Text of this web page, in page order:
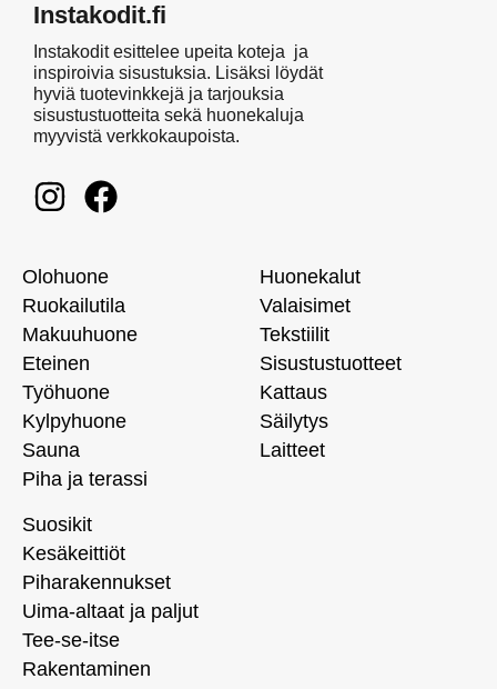
Instakodit.fi
Instakodit esittelee upeita koteja ja
inspiroivia sisustuksia. Lisäksi löydät
hyviä tuotevinkkejä ja tarjouksia
sisustustuotteita sekä huonekaluja
myyvistä verkkokaupoista.
Olohuone
Ruokailutila
Makuuhuone
Eteinen
Työhuone
Kylpyhuone
Sauna
Piha ja terassi
Huonekalut
Valaisimet
Tekstiilit
Sisustustuotteet
Kattaus
Säilytys
Laitteet
Suosikit
Kesäkeittiöt
Piharakennukset
Uima-altaat ja paljut
Tee-se-itse
Rakentaminen